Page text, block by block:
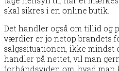
skal sikres i en online butik.
Det handler også om tillid og
værdier er jo netop brandets
salgssituationen, ikke mindst
handler på nettet, vil man